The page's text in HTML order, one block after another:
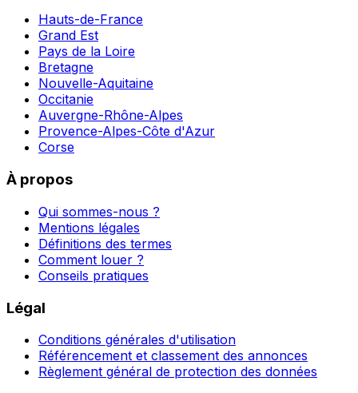
Hauts-de-France
Grand Est
Pays de la Loire
Bretagne
Nouvelle-Aquitaine
Occitanie
Auvergne-Rhône-Alpes
Provence-Alpes-Côte d'Azur
Corse
À propos
Qui sommes-nous ?
Mentions légales
Définitions des termes
Comment louer ?
Conseils pratiques
Légal
Conditions générales d'utilisation
Référencement et classement des annonces
Règlement général de protection des données